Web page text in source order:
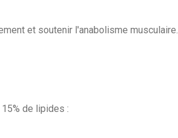
et soutenir l'anabolisme musculaire.
de lipides :